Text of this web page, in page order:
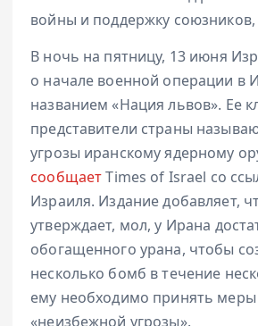
войны и поддержку
В ночь на пятницу, 13 июня
о начале военной операции в
названием «Нация львов». Ее
представители страны
угрозы иранскому ядерному
сообщаетTimes of Israel со
Израиля. Издание добавляет,
утверждает, мол, у Ирана
обогащенного урана, чтобы
несколько бомб в течение
ему необходимо принять меры
«неизбежной угрозы».